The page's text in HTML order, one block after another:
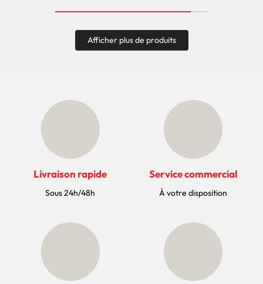
Afficher plus de produits
Livraison rapide
Sous 24h/48h
Service commercial
À votre disposition